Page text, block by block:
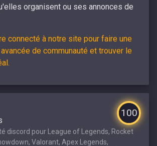
organisent ou ses annonces de
connecté à notre site pour faire une
de communauté et trouver le
100
discord pour League of Legends, Rocket
Valorant, Apex Legends,